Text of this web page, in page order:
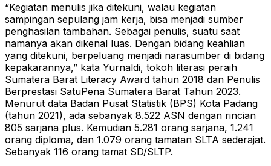
“Kegiatan menulis jika ditekuni, walau kegiatan
sampingan sepulang jam kerja, bisa menjadi sumber
penghasilan tambahan. Sebagai penulis, suatu saat
namanya akan dikenal luas. Dengan bidang keahlian
yang ditekuni, berpeluang menjadi narasumber di bidang
kepakarannya,” kata Yurnaldi, tokoh literasi peraih
Sumatera Barat Literacy Award tahun 2018 dan Penulis
Berprestasi SatuPena Sumatera Barat Tahun 2023.
Menurut data Badan Pusat Statistik (BPS) Kota Padang
(tahun 2021), ada sebanyak 8.522 ASN dengan rincian
805 sarjana plus. Kemudian 5.281 orang sarjana, 1.241
orang diploma, dan 1.079 orang tamatan SLTA sederajat.
Sebanyak 116 orang tamat SD/SLTP.